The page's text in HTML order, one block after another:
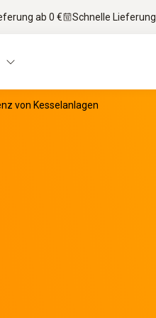
ab 0 € Schnelle Lieferung
von Kesselanlagen